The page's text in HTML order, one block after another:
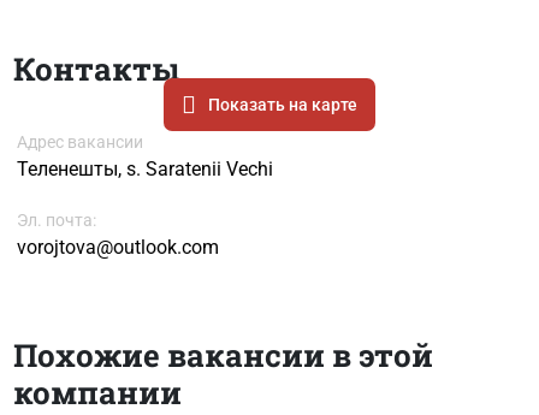
Контакты
Показать на карте
Адрес вакансии
Теленешты, s. Saratenii Vechi
Эл. почта:
vorojtova@outlook.com
Похожие вакансии в этой
компании